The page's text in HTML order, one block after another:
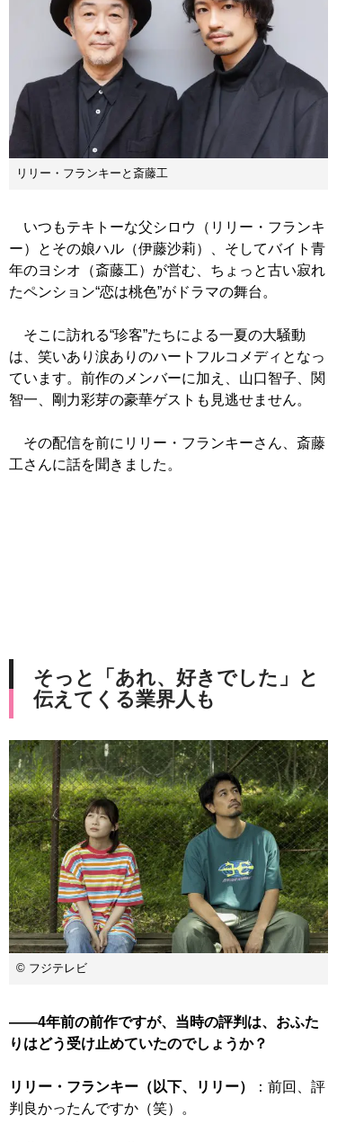
リリー・フランキーと斎藤工
いつもテキトーな父シロウ（リリー・フランキ
ー）とその娘ハル（伊藤沙莉）、そしてバイト青
年のヨシオ（斎藤工）が営む、ちょっと古い寂れ
たペンション“恋は桃色”がドラマの舞台。
そこに訪れる“珍客”たちによる一夏の大騒動
は、笑いあり涙ありのハートフルコメディとなっ
ています。前作のメンバーに加え、山口智子、関
智一、剛力彩芽の豪華ゲストも見逃せません。
その配信を前にリリー・フランキーさん、斎藤
工さんに話を聞きました。
そっと「あれ、好きでした」と
伝えてくる業界人も
© フジテレビ
――4年前の前作ですが、当時の評判は、おふた
りはどう受け止めていたのでしょうか？
リリー・フランキー（以下、リリー）
：前回、評
判良かったんですか（笑）。